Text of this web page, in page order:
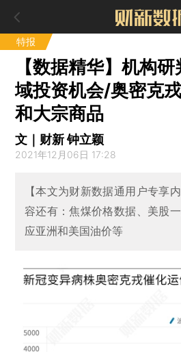
特报
【数据精华】机构
域投资机会/奥密克
和大宗商品
文｜财新 钟立颖
2021年12月06日 17:28
【本文为财新数据通用户专享
容还有：焦煤价格数据、美股
应亚洲和美国油价等